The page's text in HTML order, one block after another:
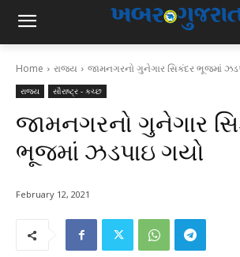
Home રાજ્ય જામનગરનો ગુનેગાર સિકંદર ભૂજમાં
રાજ્ય સૌરાષ્ટ્ર - કચ્છ
જામનગરનો ગુનેગાર
ભૂજમાં ઝડપાઇ ગયો
February 12, 2021